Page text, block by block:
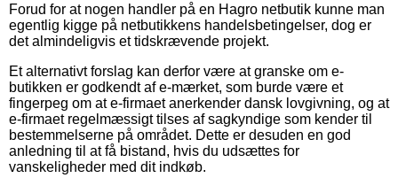
Forud for at nogen handler på en Hagro netbutik kunne man
egentlig kigge på netbutikkens handelsbetingelser, dog er
det almindeligvis et tidskrævende projekt.
Et alternativt forslag kan derfor være at granske om e-
butikken er godkendt af e-mærket, som burde være et
fingerpeg om at e-firmaet anerkender dansk lovgivning, og at
e-firmaet regelmæssigt tilses af sagkyndige som kender til
bestemmelserne på området. Dette er desuden en god
anledning til at få bistand, hvis du udsættes for
vanskeligheder med dit indkøb.